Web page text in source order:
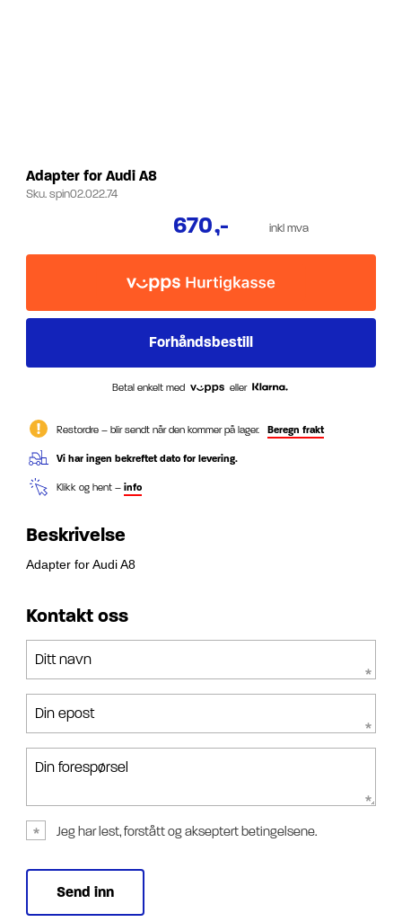
Adapter for Audi A8
Sku.spin02.022.74
670,- inkl mva
Betal enkelt med eller
Restordre – blir sendt når den kommer på lager. Beregn frakt
Vi har ingen bekreftet dato for levering.
Klikk og hent – info
Beskrivelse
Adapter for Audi A8
Kontakt oss
Ditt navn
Din epost
Din forespørsel
Jeg har lest, forstått og akseptert betingelsene.